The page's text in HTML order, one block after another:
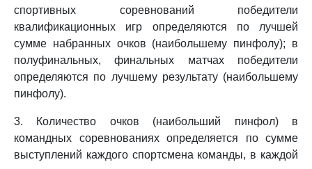
спортивных соревнований победители
квалификационных игр определяются по лучшей
сумме набранных очков (наибольшему пинфолу); в
полуфинальных, финальных матчах победители
определяются по лучшему результату (наибольшему
пинфолу).
3. Количество очков (наибольший пинфол) в
командных соревнованиях определяется по сумме
выступлений каждого спортсмена команды, в каждой